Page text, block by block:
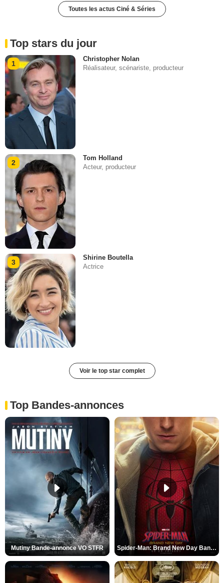
Toutes les actus Ciné & Séries
Top stars du jour
1
Christopher Nolan
Réalisateur, scénariste, producteur
2
Tom Holland
Acteur, producteur
3
Shirine Boutella
Actrice
Voir le top star complet
Top Bandes-annonces
Mutiny Bande-annonce VO STFR Spider-Man: Brand New Day Bande-annonce VO STFR